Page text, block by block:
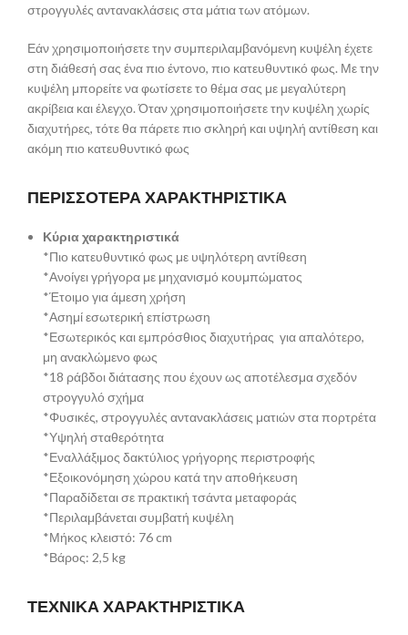
στρογγυλές αντανακλάσεις στα μάτια των ατόμων.
Εάν χρησιμοποιήσετε την συμπεριλαμβανόμενη κυψέλη έχετε
στη διάθεσή σας ένα πιο έντονο, πιο κατευθυντικό φως. Με την
κυψέλη μπορείτε να φωτίσετε το θέμα σας με μεγαλύτερη
ακρίβεια και έλεγχο. Όταν χρησιμοποιήσετε την κυψέλη χωρίς
διαχυτήρες, τότε θα πάρετε πιο σκληρή και υψηλή αντίθεση και
ακόμη πιο κατευθυντικό φως
ΠΕΡΙΣΣΟΤΕΡΑ ΧΑΡΑΚΤΗΡΙΣΤΙΚΑ
Κύρια χαρακτηριστικά
*Πιο κατευθυντικό φως με υψηλότερη αντίθεση
*Ανοίγει γρήγορα με μηχανισμό κουμπώματος
*Έτοιμο για άμεση χρήση
*Ασημί εσωτερική επίστρωση
*Εσωτερικός και εμπρόσθιος διαχυτήρας για απαλότερο,
μη ανακλώμενο φως
*18 ράβδοι διάτασης που έχουν ως αποτέλεσμα σχεδόν
στρογγυλό σχήμα
*Φυσικές, στρογγυλές αντανακλάσεις ματιών στα πορτρέτα
*Υψηλή σταθερότητα
*Εναλλάξιμος δακτύλιος γρήγορης περιστροφής
*Εξοικονόμηση χώρου κατά την αποθήκευση
*Παραδίδεται σε πρακτική τσάντα μεταφοράς
*Περιλαμβάνεται συμβατή κυψέλη
*Μήκος κλειστό: 76 cm
*Βάρος: 2,5 kg
ΤΕΧΝΙΚΑ ΧΑΡΑΚΤΗΡΙΣΤΙΚΑ